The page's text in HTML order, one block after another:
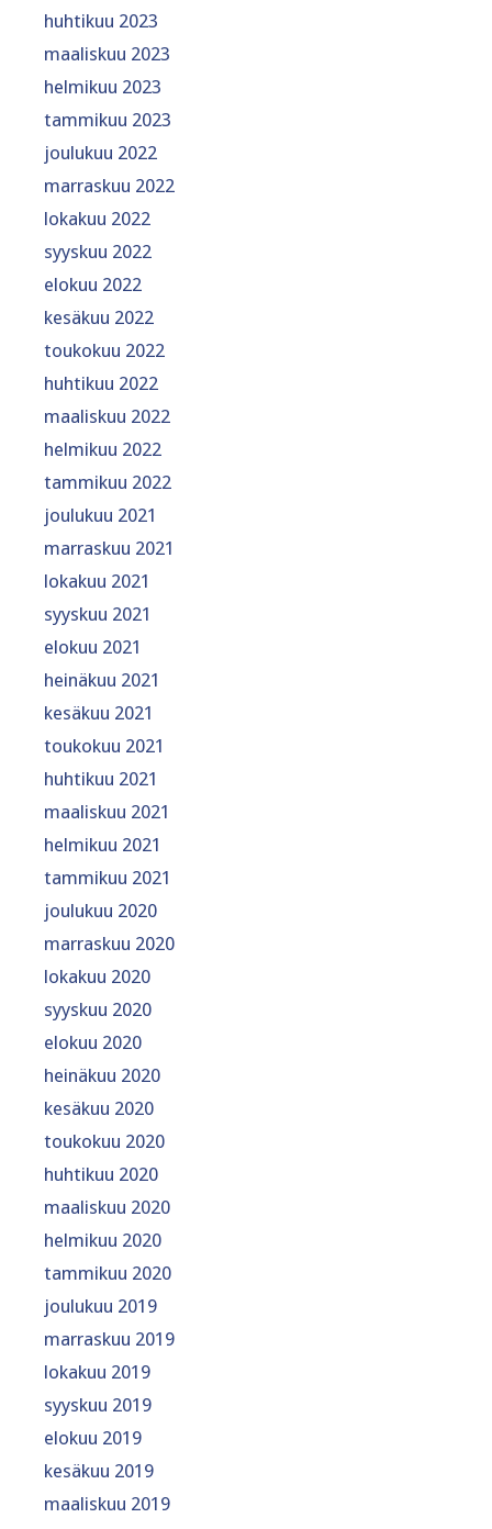
huhtikuu 2023
maaliskuu 2023
helmikuu 2023
tammikuu 2023
joulukuu 2022
marraskuu 2022
lokakuu 2022
syyskuu 2022
elokuu 2022
kesäkuu 2022
toukokuu 2022
huhtikuu 2022
maaliskuu 2022
helmikuu 2022
tammikuu 2022
joulukuu 2021
marraskuu 2021
lokakuu 2021
syyskuu 2021
elokuu 2021
heinäkuu 2021
kesäkuu 2021
toukokuu 2021
huhtikuu 2021
maaliskuu 2021
helmikuu 2021
tammikuu 2021
joulukuu 2020
marraskuu 2020
lokakuu 2020
syyskuu 2020
elokuu 2020
heinäkuu 2020
kesäkuu 2020
toukokuu 2020
huhtikuu 2020
maaliskuu 2020
helmikuu 2020
tammikuu 2020
joulukuu 2019
marraskuu 2019
lokakuu 2019
syyskuu 2019
elokuu 2019
kesäkuu 2019
maaliskuu 2019